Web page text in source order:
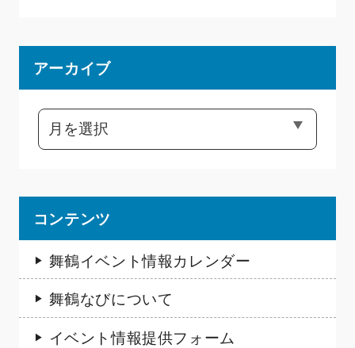
アーカイブ
コンテンツ
舞鶴イベント情報カレンダー
舞鶴なびについて
イベント情報提供フォーム